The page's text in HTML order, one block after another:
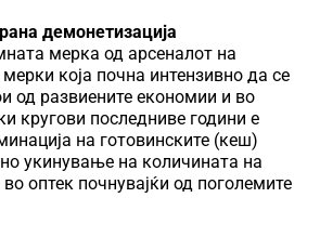
демонетизација
мерка од арсеналот на
која почна интензивно да се
од развиените економии и во
кругови последниве години е
на готовинските (кеш)
укинување на количината на
оптек почнувајќи од поголемите